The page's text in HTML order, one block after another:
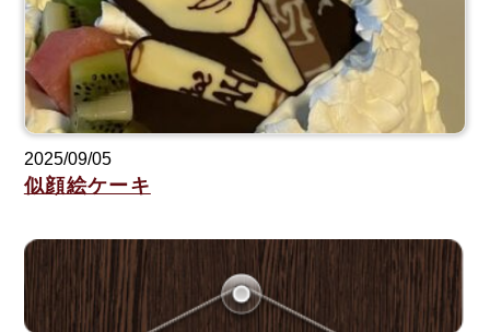
2025/09/05
似顔絵ケーキ